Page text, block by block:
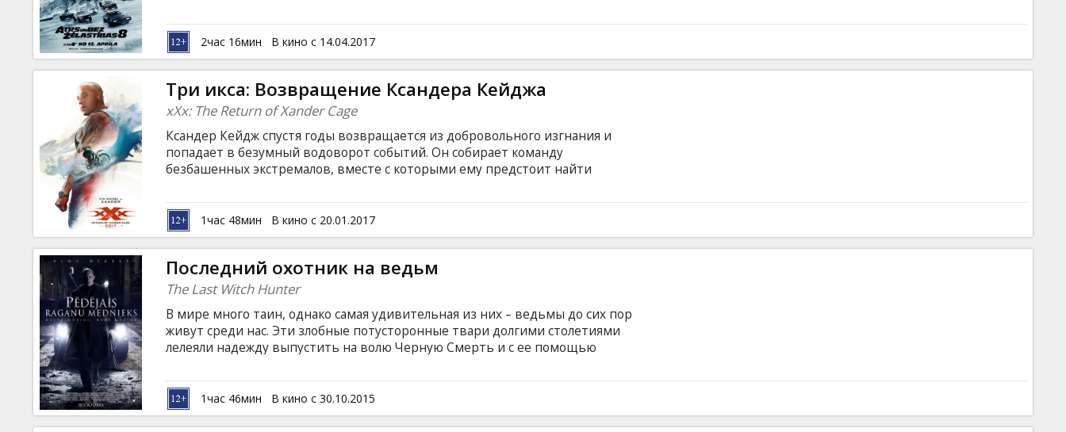
разойдутся… Фильм на английском языке с субтитрами на латышском и
русском языках.
2час 16мин В кино с 14.04.2017
Три икса: Возвращение Ксандера Кейджа
xXx: The Return of Xander Cage
Ксандер Кейдж спустя годы возвращается из добровольного изгнания и
попадает в безумный водоворот событий. Он собирает команду
безбашенных экстремалов, вместе с которыми ему предстоит найти
быстро: за разработкой охотятся опасные головорезы. Ставки в смертельной
игре повышаются, когда выясняется, что мировые правительства
вовлечены в кровавый заговор, а на кону — судьба мира. Фильм на
английском языке с субтитрами на латышском и русском языках. Сеансы в
формате 2D и 3D.
1час 48мин В кино с 20.01.2017
Последний охотник на ведьм
The Last Witch Hunter
В мире много таин, однако самая удивительная из них – ведьмы до сих пор
живут среди нас. Эти злобные потусторонные твари долгими столетиями
лелеяли надежду выпустить на волю Черную Смерть и с ее помощью
помешать коварным планам, был Колдер – отважный воин, победивший
могущественную королеву ведьм. Фильм на английском языке с субтитрами
на латышском и русском языках.
1час 46мин В кино с 30.10.2015